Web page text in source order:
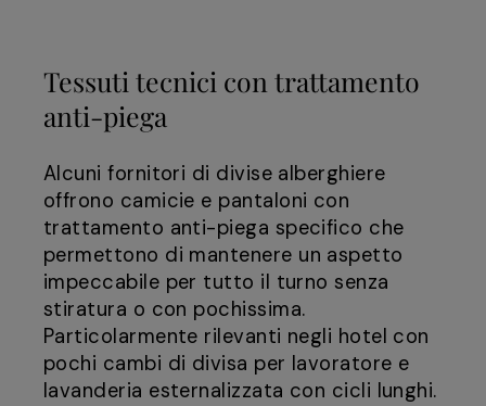
Tessuti tecnici con trattamento
anti-piega
Alcuni fornitori di divise alberghiere
offrono camicie e pantaloni con
trattamento anti-piega specifico che
permettono di mantenere un aspetto
impeccabile per tutto il turno senza
stiratura o con pochissima.
Particolarmente rilevanti negli hotel con
pochi cambi di divisa per lavoratore e
lavanderia esternalizzata con cicli lunghi.